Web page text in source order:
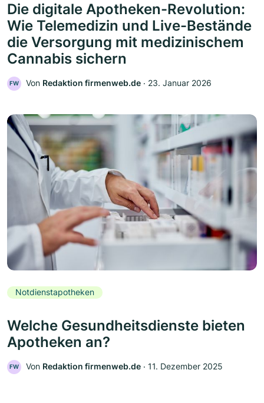
Die digitale Apotheken-Revolution:
Wie Telemedizin und Live-Bestände
die Versorgung mit medizinischem
Cannabis sichern
FW Von Redaktion firmenweb.de ‧ 23. Januar 2026
Notdienstapotheken
Welche Gesundheitsdienste bieten
Apotheken an?
FW Von Redaktion firmenweb.de ‧ 11. Dezember 2025